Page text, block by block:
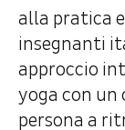
alla pratica
insegnanti
approccio
yoga con un
persona a